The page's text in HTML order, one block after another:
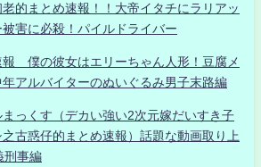
的まとめ速報！！大帝イタチにラリアッ
被害に必殺！パイルドライバー
報 僕の彼女はエリーちゃん人形！豆腐メ
アルバイターのぬいぐるみ男子末路編
っくす（デカい強い2次元嫁だいすき子
古惑仔的まとめ速報）話題な動画取り上
刑事編